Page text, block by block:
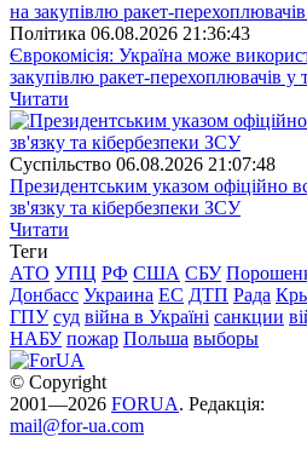
Полiтика 06.08.2026 21:36:43
Єврокомісія: Україна може
закупівлю ракет-перехоплювачів у
Читати
Суспiльство 06.08.2026 21:07:48
Президентським указом офіційно
зв'язку та кібербезпеки ЗСУ
Читати
Теги
АТО УПЦ РФ США СБУ
Донбасс Украина ЕС ДТП Рада
ГПУ суд війна в Україні санкции
НАБУ пожар Польша выборы
© Copyright
2001—2026 FORUA. Редакція:
mail@for-ua.com